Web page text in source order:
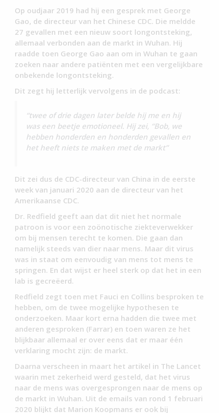
Op oudjaar 2019 had hij een gesprek met George
Gao, de directeur van het Chinese CDC. Die meldde
27 gevallen met een nieuw soort longontsteking,
allemaal verbonden aan de markt in Wuhan. Hij
raadde toen George Gao aan om in Wuhan te gaan
zoeken naar andere patiënten met een vergelijkbare
onbekende longontsteking.
Dit zegt hij letterlijk vervolgens in de podcast:
“twee of drie dagen later belde hij me en hij
was een beetje emotioneel. Hij zei, “Bob, we
hebben honderden en honderden gevallen en
het heeft niets te maken met de markt”
Dit zei dus de CDC-directeur van China in de eerste
week van januari 2020 aan de directeur van het
Amerikaanse CDC.
Dr. Redfield geeft aan dat dit niet het normale
patroon is voor een zoönotische ziekteverwekker
om bij mensen terecht te komen. Die gaan dan
namelijk steeds van dier naar mens. Maar dit virus
was in staat om eenvoudig van mens tot mens te
springen. En dat wijst er heel sterk op dat het in een
lab is gecreëerd.
Redfield zegt toen met Fauci en Collins besproken te
hebben, om de twee mogelijke hypothesen te
onderzoeken. Maar kort erna hadden die twee met
anderen gesproken (Farrar) en toen waren ze het
blijkbaar allemaal er over eens dat er maar één
verklaring mocht zijn: de markt.
Daarna verscheen in maart het artikel in The Lancet
waarin met zekerheid werd gesteld, dat het virus
naar de mens was overgesprongen naar de mens op
de markt in Wuhan. Uit de emails van rond 1 februari
2020 blijkt dat Marion Koopmans er ook bij